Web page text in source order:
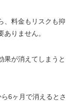
、料金もリスクも抑
りません。
果が消えてしまうと
6ヶ月で消えるとさ